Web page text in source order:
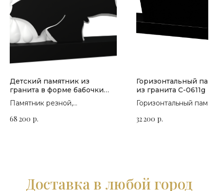
Детский памятник из
гранита в форме бабочки
П-286
Памятник резной,
на выбор
68 200 р.
Горизонтальный
из гранита C-0611g
Горизонтальный
захоронения
32 200 р.
Доставка в любой город